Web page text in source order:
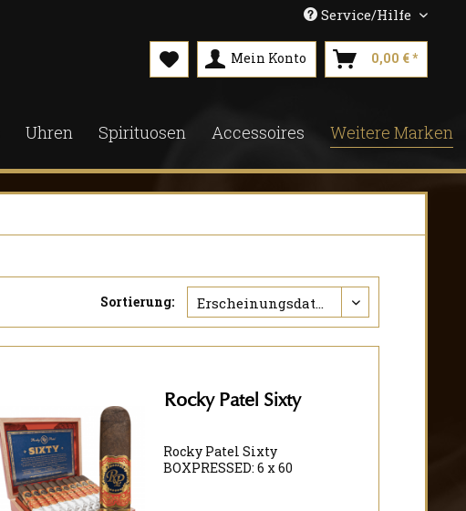
Service/Hilfe
Mein Konto 0,00 € *
Uhren Spirituosen Accessoires Weitere Marken
Sortierung:
Rocky Patel Sixty
Rocky Patel Sixty
BOXPRESSED: 6 x 60